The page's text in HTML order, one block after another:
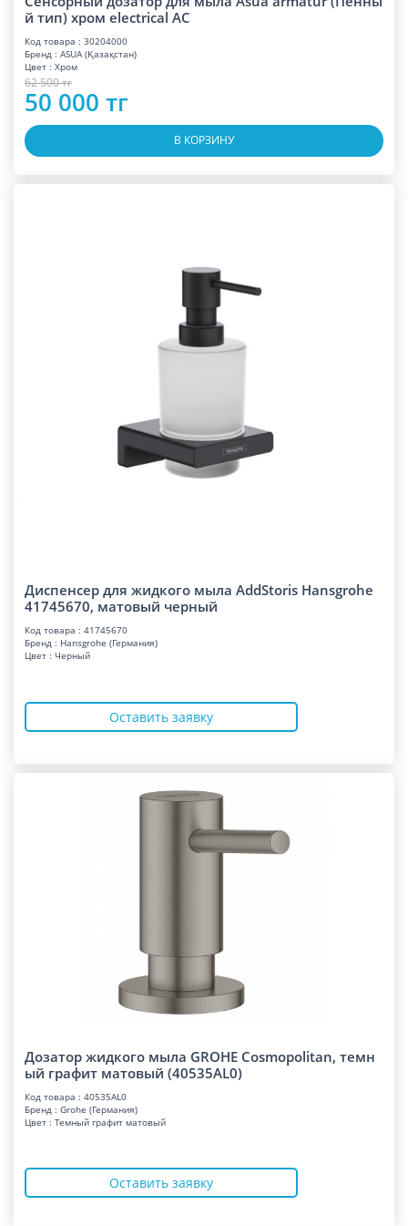
й тип) хром electrical AC
Код товара : 30204000
Бренд : ASUA (Қазақстан)
Цвет : Хром
62 500 тг
50 000 тг
В КОРЗИНУ
Диспенсер для жидкого мыла AddStoris Hansgrohe
41745670, матовый черный
Код товара : 41745670
Бренд : Hansgrohe (Германия)
Цвет : Черный
Оставить заявку
Дозатор жидкого мыла GROHE Cosmopolitan, темн
ый графит матовый (40535AL0)
Код товара : 40535AL0
Бренд : Grohe (Германия)
Цвет : Темный графит матовый
Оставить заявку